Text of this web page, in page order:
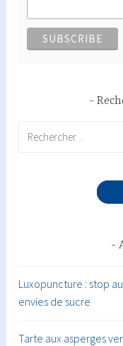
Luxopuncture : stop
envies de sucre
Tarte aux asperges